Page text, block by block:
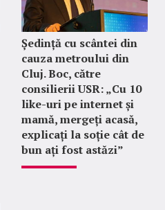
Ședință cu scântei din
cauza metroului din
Cluj. Boc, către
consilierii USR: „Cu 10
like-uri pe internet și
mamă, mergeți acasă,
explicați la soție cât de
bun ați fost astăzi”